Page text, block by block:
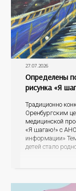
27.07.2026
Определены
рисунка «Я
Традиционно
Оренбургским
медицинской
«Я шагаю!» с АНО
информации»
детей стало